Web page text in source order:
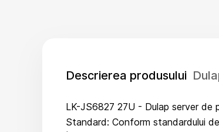
Descrierea produsului
LK-JS6827 27U - Dulap server de
Standard: Conform standardului